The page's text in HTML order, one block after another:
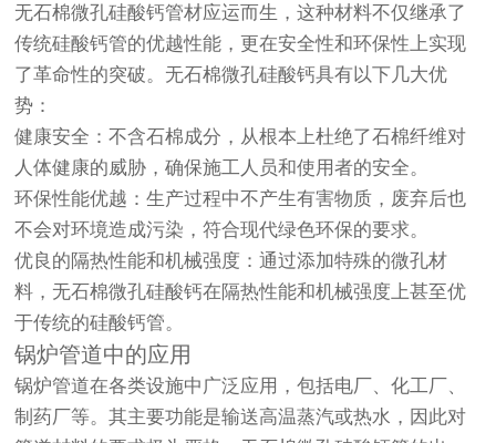
无石棉微孔硅酸钙管材应运而生，这种材料不仅继承了
传统硅酸钙管的优越性能，更在安全性和环保性上实现
了革命性的突破。无石棉微孔硅酸钙具有以下几大优
势：
健康安全：不含石棉成分，从根本上杜绝了石棉纤维对
人体健康的威胁，确保施工人员和使用者的安全。
环保性能优越：生产过程中不产生有害物质，废弃后也
不会对环境造成污染，符合现代绿色环保的要求。
优良的隔热性能和机械强度：通过添加特殊的微孔材
料，无石棉微孔硅酸钙在隔热性能和机械强度上甚至优
于传统的硅酸钙管。
锅炉管道中的应用
锅炉管道在各类设施中广泛应用，包括电厂、化工厂、
制药厂等。其主要功能是输送高温蒸汽或热水，因此对